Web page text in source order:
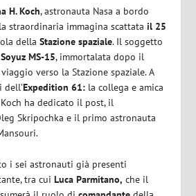
H. Koch, astronauta Nasa a bordo
straordinaria immagina scattata il 25
dellaStazione spaziale. Il soggetto
MS-15, immortalata dopo il
verso la Stazione spaziale. A
dell’Expedition 61: la collega e amica
ha dedicato il post, il
Skripochka e il primo astronauta
i sei astronauti già presenti
tra cuiLuca Parmitano, che il